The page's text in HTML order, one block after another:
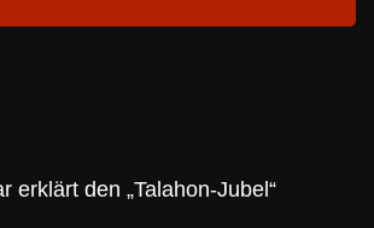
erklärt den „Talahon-Jubel“